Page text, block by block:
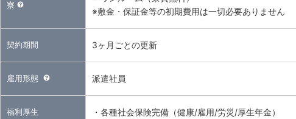
寮
※敷金・保証金等の初期費用は一切必要ありません
契約期間 3ヶ月ごとの更新
雇用形態 派遣社員
福利厚生
・各種社会保険完備（健康/雇用/労災/厚生年金）